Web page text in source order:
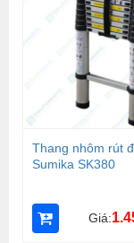
Thang nhôm rút
Sumika SK380
Giá: